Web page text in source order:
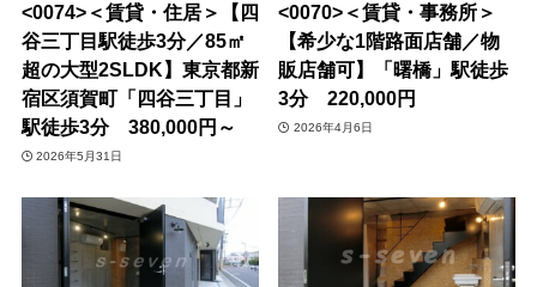
<0074>＜賃貸・住居＞【四
谷三丁目駅徒歩3分／85㎡
超の大型2SLDK】東京都新
宿区須賀町「四谷三丁目」
駅徒歩3分 380,000円～
2026年5月31日
<0070>＜賃貸・事務所＞
【希少な1階路面店舗／物
販店舗可】「曙橋」駅徒歩
3分 220,000円
2026年4月6日